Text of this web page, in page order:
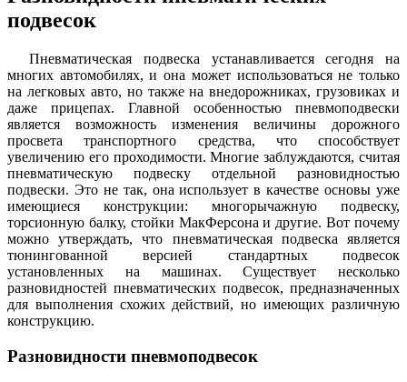
подвесок
Пневматическая подвеска устанавливается сегодня на
многих автомобилях, и она может использоваться не только
на легковых авто, но также на внедорожниках, грузовиках и
даже прицепах. Главной особенностью пневмоподвески
является возможность изменения величины дорожного
просвета транспортного средства, что способствует
увеличению его проходимости. Многие заблуждаются, считая
пневматическую подвеску отдельной разновидностью
подвески. Это не так, она использует в качестве основы уже
имеющиеся конструкции: многорычажную подвеску,
торсионную балку, стойки МакФерсона и другие. Вот почему
можно утверждать, что пневматическая подвеска является
тюнингованной версией стандартных подвесок
установленных на машинах. Существует несколько
разновидностей пневматических подвесок, предназначенных
для выполнения схожих действий, но имеющих различную
конструкцию.
Разновидности пневмоподвесок